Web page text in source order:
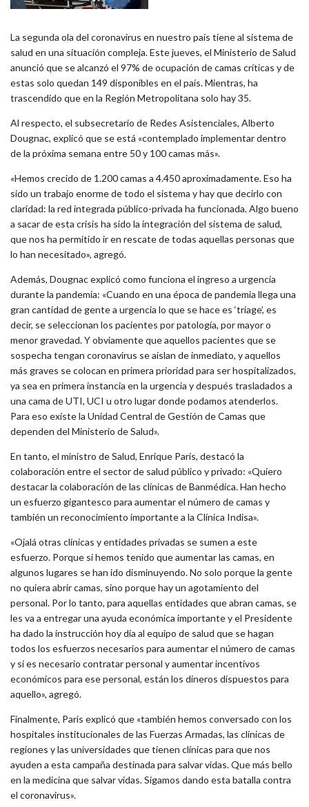
La segunda ola del coronavirus en nuestro país tiene al sistema de
salud en una situación compleja. Este jueves, el Ministerio de Salud
anunció que se alcanzó el 97% de ocupación de camas críticas y de
estas solo quedan 149 disponibles en el país. Mientras, ha
trascendido que en la Región Metropolitana solo hay 35.
Al respecto, el subsecretario de Redes Asistenciales, Alberto
Dougnac, explicó que se está «contemplado implementar dentro
de la próxima semana entre 50 y 100 camas más».
«Hemos crecido de 1.200 camas a 4.450 aproximadamente. Eso ha
sido un trabajo enorme de todo el sistema y hay que decirlo con
claridad: la red integrada público-privada ha funcionada. Algo bueno
a sacar de esta crisis ha sido la integración del sistema de salud,
que nos ha permitido ir en rescate de todas aquellas personas que
lo han necesitado», agregó.
Además, Dougnac explicó como funciona el ingreso a urgencia
durante la pandemia: «Cuando en una época de pandemia llega una
gran cantidad de gente a urgencia lo que se hace es ‘triage’, es
decir, se seleccionan los pacientes por patología, por mayor o
menor gravedad. Y obviamente que aquellos pacientes que se
sospecha tengan coronavirus se aíslan de inmediato, y aquellos
más graves se colocan en primera prioridad para ser hospitalizados,
ya sea en primera instancia en la urgencia y después trasladados a
una cama de UTI, UCI u otro lugar donde podamos atenderlos.
Para eso existe la Unidad Central de Gestión de Camas que
dependen del Ministerio de Salud».
En tanto, el ministro de Salud, Enrique Paris, destacó la
colaboración entre el sector de salud público y privado: «Quiero
destacar la colaboración de las clínicas de Banmédica. Han hecho
un esfuerzo gigantesco para aumentar el número de camas y
también un reconocimiento importante a la Clínica Indisa».
«Ojalá otras clínicas y entidades privadas se sumen a este
esfuerzo. Porque si hemos tenido que aumentar las camas, en
algunos lugares se han ido disminuyendo. No solo porque la gente
no quiera abrir camas, sino porque hay un agotamiento del
personal. Por lo tanto, para aquellas entidades que abran camas, se
les va a entregar una ayuda económica importante y el Presidente
ha dado la instrucción hoy día al equipo de salud que se hagan
todos los esfuerzos necesarios para aumentar el número de camas
y si es necesario contratar personal y aumentar incentivos
económicos para ese personal, están los dineros dispuestos para
aquello», agregó.
Finalmente, Paris explicó que «también hemos conversado con los
hospitales institucionales de las Fuerzas Armadas, las clínicas de
regiones y las universidades que tienen clínicas para que nos
ayuden a esta campaña destinada para salvar vidas. Que más bello
en la medicina que salvar vidas. Sigamos dando esta batalla contra
el coronavirus».